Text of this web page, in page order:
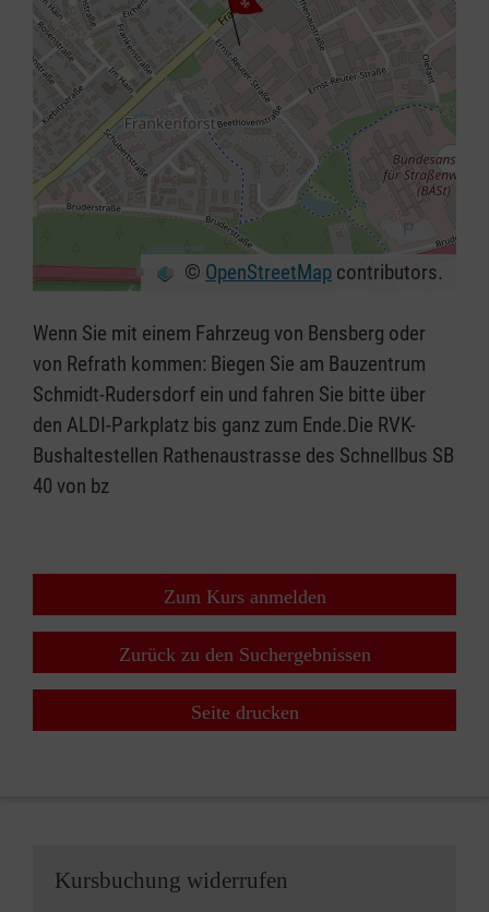
⇧
© OpenStreetMap contributors.
Wenn Sie mit einem Fahrzeug von Bensberg oder
von Refrath kommen: Biegen Sie am Bauzentrum
Schmidt-Rudersdorf ein und fahren Sie bitte über
den ALDI-Parkplatz bis ganz zum Ende.Die RVK-
Bushaltestellen Rathenaustrasse des Schnellbus SB
40 von bz
Zum Kurs anmelden
Zurück zu den Suchergebnissen
Seite drucken
Kursbuchung widerrufen